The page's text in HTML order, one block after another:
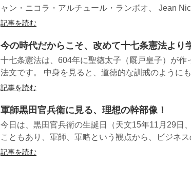
ャン・ニコラ・アルチュール・ランボオ、 Jean
記事を読む
今の時代だからこそ、改めて十七条憲法より
十七条憲法は、604年に聖徳太子（厩戸皇子）が作
法文です。 中身を見ると、道徳的な訓戒のように
記事を読む
軍師黒田官兵衛に見る、理想の幹部像！
今日は、黒田官兵衛の生誕日（天文15年11月29日
こともあり、軍師、軍略という観点から、ビジネ
記事を読む